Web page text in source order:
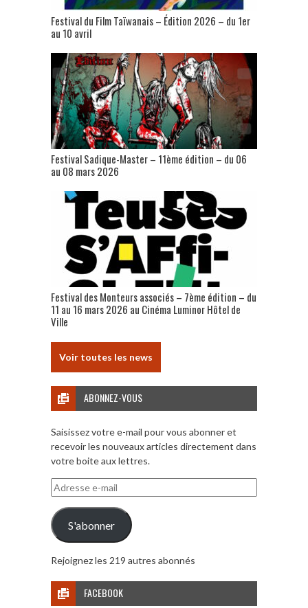
Festival du Film Taïwanais – Édition 2026 – du 1er
au 10 avril
Festival Sadique-Master – 11ème édition – du 06
au 08 mars 2026
Festival des Monteurs associés – 7ème édition – du
11 au 16 mars 2026 au Cinéma Luminor Hôtel de
Ville
Voir toutes les news
ABONNEZ-VOUS
Saisissez votre e-mail pour vous abonner et
recevoir les nouveaux articles directement dans
votre boite aux lettres.
Adresse
e-
mail
S'abonner
Rejoignez les 219 autres abonnés
FACEBOOK